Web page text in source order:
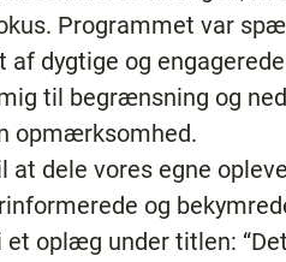
Programmet var
dygtige og
til begrænsning og
opmærksomhed.
at dele vores egne
og
oplæg under titlen: